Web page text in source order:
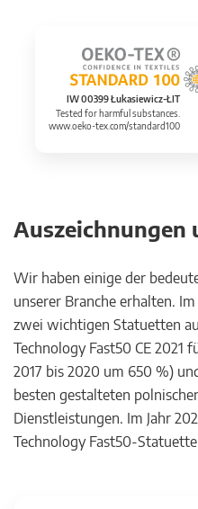
IW 00399 Łukasiewicz-ŁIT
Tested for harmful substances.
www.oeko-tex.com/standard100
Auszeichnungen
Wir haben einige der
unserer Branche erhalten.
zwei wichtigen Statuetten
Technology Fast50 CE 2021
2017 bis 2020 um 650 %)
besten gestalteten
Dienstleistungen. Im Jahr
Technology Fast50-